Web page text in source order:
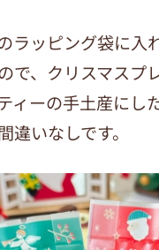
ラッピング袋に入
で、クリスマスプ
ィーの手土産にし
違いなしです。